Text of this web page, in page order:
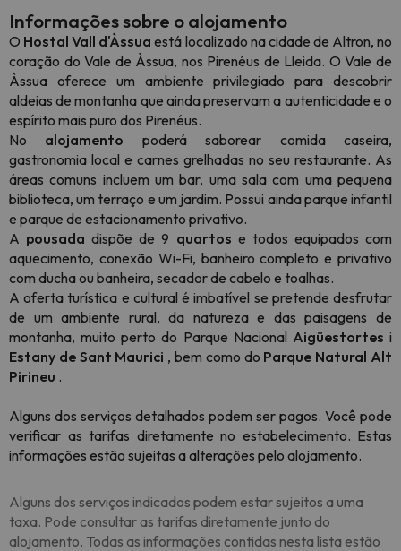
Informações sobre o alojamento
O Hostal Vall d'Àssua está localizado na cidade de Altron, no
coração do Vale de Àssua, nos Pirenéus de Lleida. O Vale de
Àssua oferece um ambiente privilegiado para descobrir
aldeias de montanha que ainda preservam a autenticidade e o
espírito mais puro dos Pirenéus.
No alojamento poderá saborear comida caseira,
gastronomia local e carnes grelhadas no seu restaurante. As
áreas comuns incluem um bar, uma sala com uma pequena
biblioteca, um terraço e um jardim. Possui ainda parque infantil
e parque de estacionamento privativo.
A pousada dispõe de 9 quartos e todos equipados com
aquecimento, conexão Wi-Fi, banheiro completo e privativo
com ducha ou banheira, secador de cabelo e toalhas.
A oferta turística e cultural é imbatível se pretende desfrutar
de um ambiente rural, da natureza e das paisagens de
montanha, muito perto do Parque Nacional Aigüestortes i
Estany de Sant Maurici , bem como do Parque Natural Alt
Pirineu .
Alguns dos serviços detalhados podem ser pagos. Você pode
verificar as tarifas diretamente no estabelecimento. Estas
informações estão sujeitas a alterações pelo alojamento.
Alguns dos serviços indicados podem estar sujeitos a uma
taxa. Pode consultar as tarifas diretamente junto do
alojamento. Todas as informações contidas nesta lista estão